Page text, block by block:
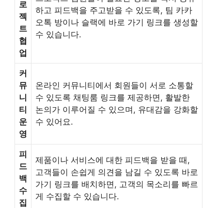
로
젝
트
협
업
하고 피드백을 주고받을 수 있도록, 팀 카카
오톡 방이나 슬랙에 바로 가기 링크를 생성할
수 있습니다.
커
뮤
니
티
운
영
온라인 커뮤니티에서 회원들이 서로 소통할
수 있도록 채팅룸 링크를 제공하면, 활발한
논의가 이루어질 수 있으며, 유대감을 강화할
수 있어요.
피
드
백
수
집
제품이나 서비스에 대한 피드백을 받을 때,
고객들이 손쉽게 의견을 남길 수 있도록 바로
가기 링크를 배치하면, 고객의 목소리를 빠르
게 수집할 수 있습니다.